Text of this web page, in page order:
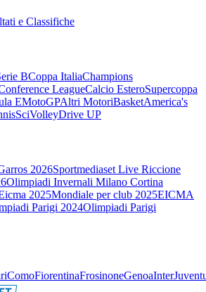
e Classifiche
BCoppa ItaliaChampions
LeagueCalcio EsteroSupercoppa
EMotoGPAltri MotoriBasketAmerica's
SciVolleyDrive UP
2026Sportmediaset Live Riccione
Olimpiadi Invernali Milano Cortina
2025Mondiale per club 2025EICMA
Parigi 2024Olimpiadi Parigi
ComoFiorentinaFrosinoneGenoaInter